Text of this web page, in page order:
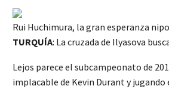
Rui Huchimura, la gran esperanza
TURQUÍA: La cruzada de Ilyasova
Lejos parece el subcampeonato de
implacable de Kevin Durant y jugando